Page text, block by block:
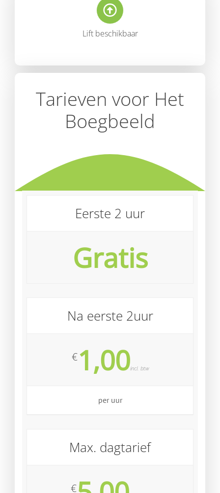
Lift beschikbaar
Tarieven voor Het
Boegbeeld
Eerste 2 uur
Gratis
Na eerste 2uur
€1,00incl. btw
per uur
Max. dagtarief
€